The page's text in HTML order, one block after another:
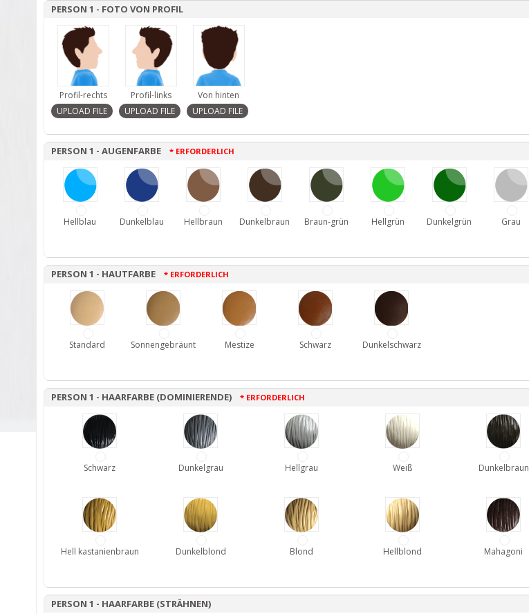
PERSON 1 - FOTO VON PROFIL
Profil-rechts Profil-links Von hinten
PERSON 1 - AUGENFARBE * ERFORDERLICH
Hellblau Dunkelblau Hellbraun Dunkelbraun Braun-grün Hellgrün Dunkelgrün Grau
PERSON 1 - HAUTFARBE * ERFORDERLICH
Standard Sonnengebräunt Mestize Schwarz Dunkelschwarz
PERSON 1 - HAARFARBE (DOMINIERENDE) * ERFORDERLICH
Schwarz Dunkelgrau Hellgrau Weiß Dunkelbraun
Hell kastanienbraun Dunkelblond Blond Hellblond Mahagoni
PERSON 1 - HAARFARBE (STRÄHNEN)